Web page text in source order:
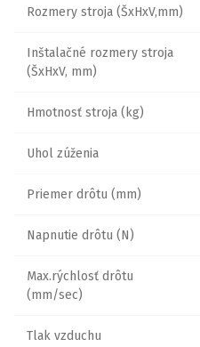
Rozmery stroja (ŠxHxV,mm)
Inštalačné rozmery stroja
(ŠxHxV, mm)
Hmotnosť stroja (kg)
Uhol zúženia
Priemer drôtu (mm)
Napnutie drôtu (N)
Max.rýchlosť drôtu
(mm/sec)
Tlak vzduchu